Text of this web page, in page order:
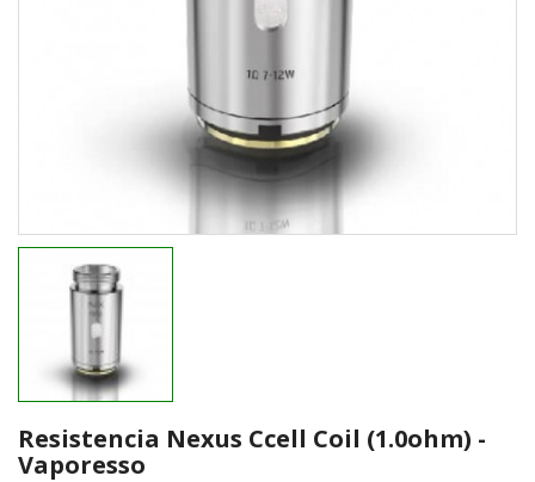
Resistencia Nexus Ccell Coil (1.0ohm) -
Vaporesso